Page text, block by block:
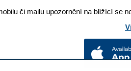
či mailu upozornění na blížící se